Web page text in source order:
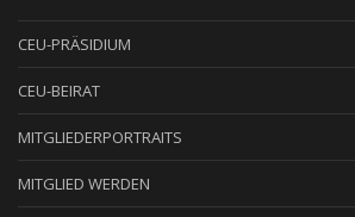
CEU-PRÄSIDIUM
CEU-BEIRAT
MITGLIEDERPORTRAITS
MITGLIED WERDEN